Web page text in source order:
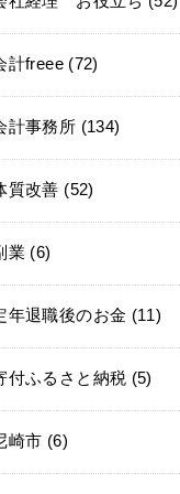
計freee (72)
計事務所 (134)
質改善 (52)
業 (6)
年退職後のお金 (11)
付ふるさと納税 (5)
崎市 (6)